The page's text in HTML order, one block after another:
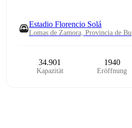
Estadio Florencio Solá
Lomas de Zamora, Provincia de Bu
34.901
Kapazität
1940
Eröffnung